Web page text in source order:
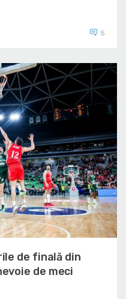
5
de finală din
de meci